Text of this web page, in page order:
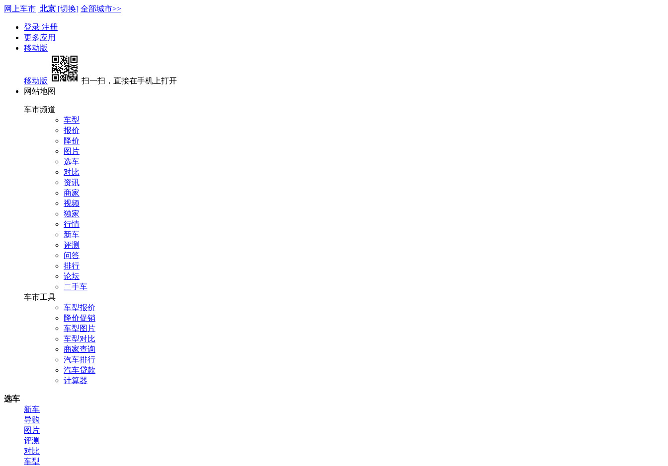
网上车市 北京 [切换] 全部城市>>
登录 注册
更多应用
移动版
移动版
扫一扫，直接在手机上打开
网站地图
车市频道
车型
报价
降价
图片
选车
对比
资讯
商家
视频
独家
行情
新车
评测
问答
排行
论坛
二手车
车市工具
车型报价
降价促销
车型图片
车型对比
商家查询
汽车排行
汽车贷款
计算器
选车
新车
导购
图片
评测
对比
车型